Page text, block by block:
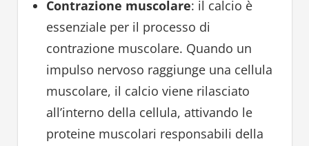
Contrazione muscolare: il calcio è
essenziale per il processo di
contrazione muscolare. Quando un
impulso nervoso raggiunge una cellula
muscolare, il calcio viene rilasciato
all’interno della cellula, attivando le
proteine muscolari responsabili della